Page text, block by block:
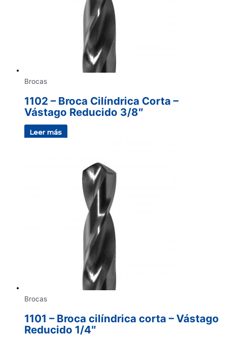
Brocas
1102 – Broca Cilíndrica Corta –
Vástago Reducido 3/8″
Leer más
Brocas
1101 – Broca cilíndrica corta – Vástago
Reducido 1/4″